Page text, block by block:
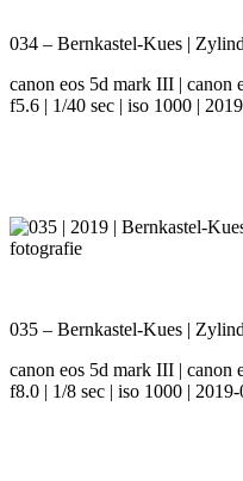
034 – Bernkastel-Kues |
canon eos 5d mark III | canon
f5.6 | 1/40 sec | iso 1000 |
035 – Bernkastel-Kues |
canon eos 5d mark III | canon
f8.0 | 1/8 sec | iso 1000 |